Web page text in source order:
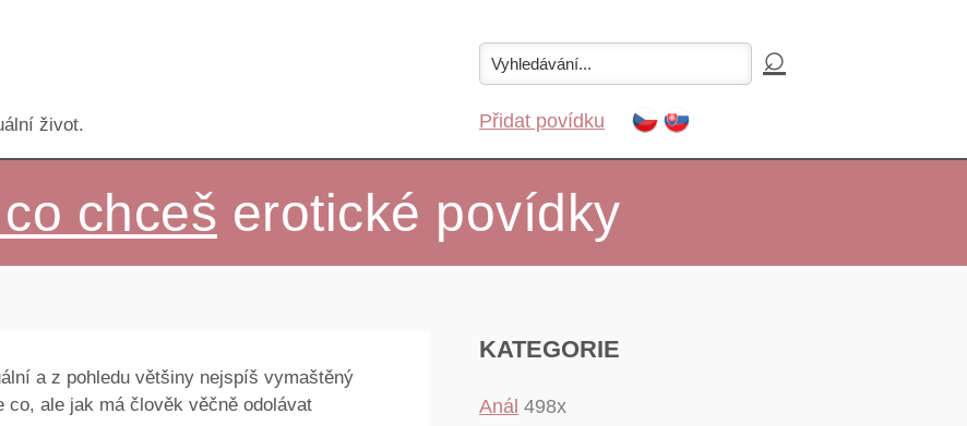
život. Přidat povídku
chceš erotické povídky
a z pohledu většiny nejspíš vymaštěný
ale jak má člověk věčně odolávat
KATEGORIE
Anál 498x